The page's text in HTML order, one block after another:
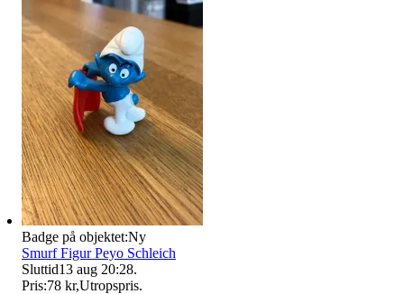
Badge på objektet:Ny
Smurf Figur Peyo Schleich
Sluttid13 aug 20:28.
Pris:78 kr,Utropspris.